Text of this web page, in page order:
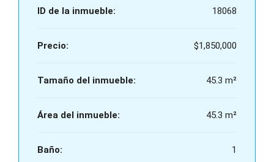
ID de la inmueble: 18068
Precio: $1,850,000
Tamaño del inmueble: 45.3 m²
Área del inmueble: 45.3 m²
Baño: 1